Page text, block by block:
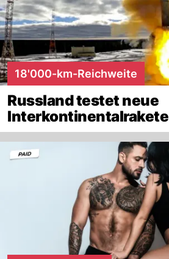
18'000-km-Reichweite
Russland testet neue
Interkontinentalrakete